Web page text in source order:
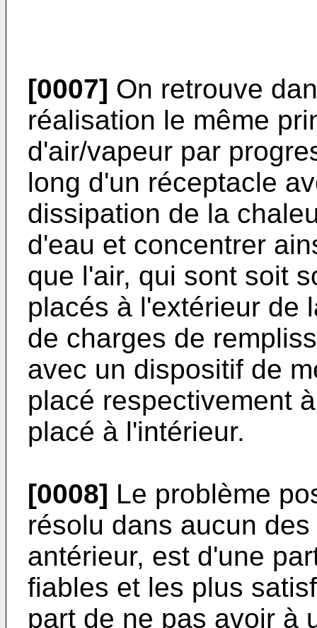
[0007] On retrouve
réalisation le même
d'air/vapeur par
long d'un réceptacle
dissipation de la
d'eau et concentrer
que l'air, qui sont soit
placés à l'extérieur de
de charges de
avec un dispositif de
placé respectivement
placé à l'intérieur.
[0008] Le problème
résolu dans aucun
antérieur, est d'une
fiables et les plus
part de ne pas avoir à